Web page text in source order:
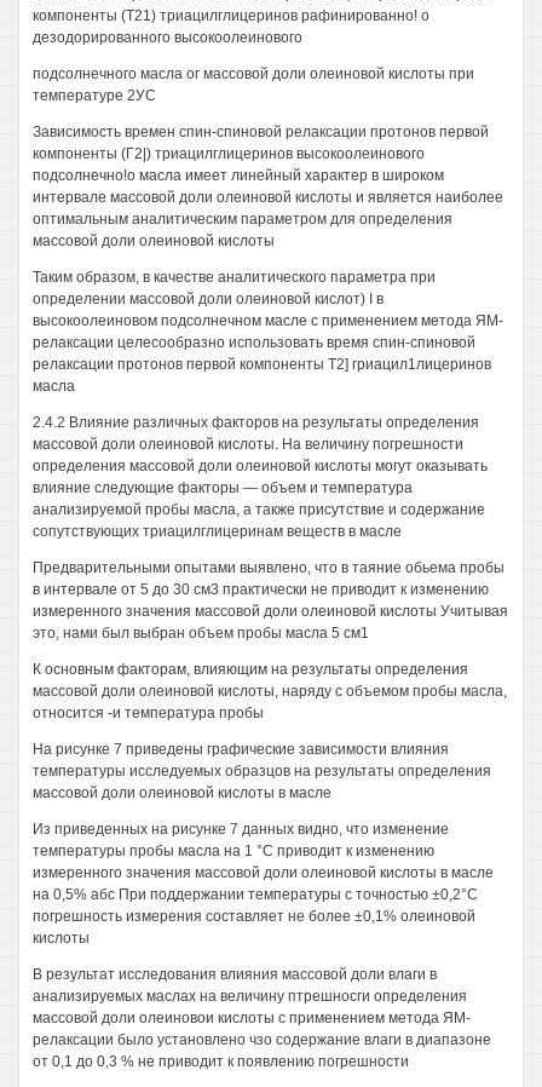
компоненты (Т21) триацилглицеринов рафинированно! о
дезодорированного высокоолеинового
подсолнечного масла ог массовой доли олеиновой кислоты при
температуре 2УС
Зависимость времен спин-спиновой релаксации протонов первой
компоненты (Г2|) триацилглицеринов высокоолеинового
подсолнечно!о масла имеет линейный характер в широком
интервале массовой доли олеиновой кислоты и является наиболее
оптимальным аналитическим параметром для определения
массовой доли олеиновой кислоты
Таким образом, в качестве аналитического параметра при
определении массовой доли олеиновой кислот) I в
высокоолеиновом подсолнечном масле с применением метода ЯМ-
релаксации целесообразно использовать время спин-спиновой
релаксации протонов первой компоненты Т2] гриацил1лицеринов
масла
2.4.2 Влияние различных факторов на результаты определения
массовой доли олеиновой кислоты. На величину погрешности
определения массовой доли олеиновой кислоты могут оказывать
влияние следующие факторы — объем и температура
анализируемой пробы масла, а также присутствие и содержание
сопутствующих триацилглицеринам веществ в масле
Предварительными опытами выявлено, что в таяние обьема пробы
в интервале от 5 до 30 см3 практически не приводит к изменению
измеренного значения массовой доли олеиновой кислоты Учитывая
это, нами был выбран объем пробы масла 5 см1
К основным факторам, влияющим на результаты определения
массовой доли олеиновой кислоты, наряду с объемом пробы масла,
относится -и температура пробы
На рисунке 7 приведены графические зависимости влияния
температуры исследуемых образцов на результаты определения
массовой доли олеиновой кислоты в масле
Из приведенных на рисунке 7 данных видно, что изменение
температуры пробы масла на 1 °С приводит к изменению
измеренного значения массовой доли олеиновой кислоты в масле
на 0,5% абс При поддержании температуры с точностью ±0,2°С
погрешность измерения составляет не более ±0,1% олеиновой
кислоты
В результат исследования влияния массовой доли влаги в
анализируемых маслах на величину птрешносги определения
массовой доли олеиновои кислоты с применением метода ЯМ-
релаксации было установлено чзо содержание влаги в диапазоне
от 0,1 до 0,3 % не приводит к появлению погрешности